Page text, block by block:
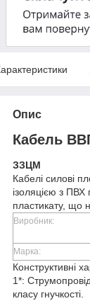
Опис
Кабель
ЗЗЦМ
Кабелі силові
ізоляцією з
пластикату, що
Виробник:
Марка:
Конструктивні
1*:
класу гнучкості.